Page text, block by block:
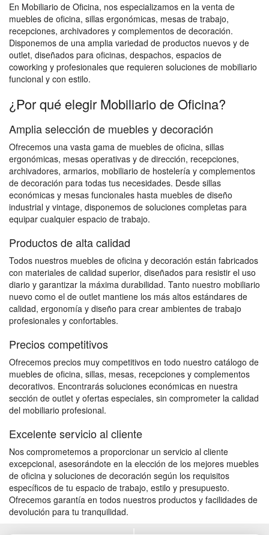
En Mobiliario de Oficina, nos especializamos en la venta de
muebles de oficina, sillas ergonómicas, mesas de trabajo,
recepciones, archivadores y complementos de decoración.
Disponemos de una amplia variedad de productos nuevos y de
outlet, diseñados para oficinas, despachos, espacios de
coworking y profesionales que requieren soluciones de mobiliario
funcional y con estilo.
¿Por qué elegir Mobiliario de Oficina?
Amplia selección de muebles y decoración
Ofrecemos una vasta gama de muebles de oficina, sillas
ergonómicas, mesas operativas y de dirección, recepciones,
archivadores, armarios, mobiliario de hostelería y complementos
de decoración para todas tus necesidades. Desde sillas
económicas y mesas funcionales hasta muebles de diseño
industrial y vintage, disponemos de soluciones completas para
equipar cualquier espacio de trabajo.
Productos de alta calidad
Todos nuestros muebles de oficina y decoración están fabricados
con materiales de calidad superior, diseñados para resistir el uso
diario y garantizar la máxima durabilidad. Tanto nuestro mobiliario
nuevo como el de outlet mantiene los más altos estándares de
calidad, ergonomía y diseño para crear ambientes de trabajo
profesionales y confortables.
Precios competitivos
Ofrecemos precios muy competitivos en todo nuestro catálogo de
muebles de oficina, sillas, mesas, recepciones y complementos
decorativos. Encontrarás soluciones económicas en nuestra
sección de outlet y ofertas especiales, sin comprometer la calidad
del mobiliario profesional.
Excelente servicio al cliente
Nos comprometemos a proporcionar un servicio al cliente
excepcional, asesorándote en la elección de los mejores muebles
de oficina y soluciones de decoración según los requisitos
específicos de tu espacio de trabajo, estilo y presupuesto.
Ofrecemos garantía en todos nuestros productos y facilidades de
devolución para tu tranquilidad.